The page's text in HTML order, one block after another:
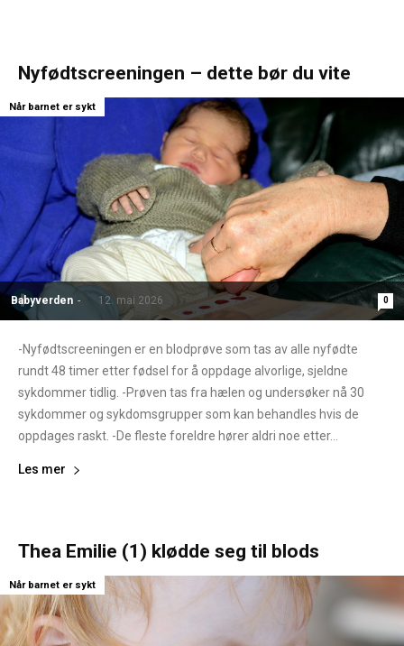
Nyfødtscreeningen – dette bør du vite
Babyverden - 12. mai 2026 0
Når barnet er sykt
-Nyfødtscreeningen er en blodprøve som tas av alle nyfødte
rundt 48 timer etter fødsel for å oppdage alvorlige, sjeldne
sykdommer tidlig. -Prøven tas fra hælen og undersøker nå 30
sykdommer og sykdomsgrupper som kan behandles hvis de
oppdages raskt. -De fleste foreldre hører aldri noe etter...
Les mer
Thea Emilie (1) klødde seg til blods
Når barnet er sykt